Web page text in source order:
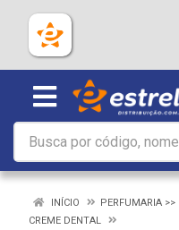
INÍCIO
PERFUMARIA >>
CREME DENTAL